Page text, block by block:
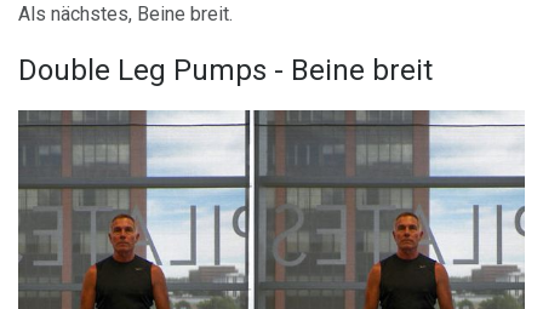
Als nächstes, Beine breit.
Double Leg Pumps - Beine breit